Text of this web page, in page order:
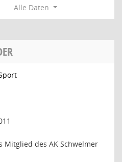
Alle Daten
Mitglied des AK Schwelmer